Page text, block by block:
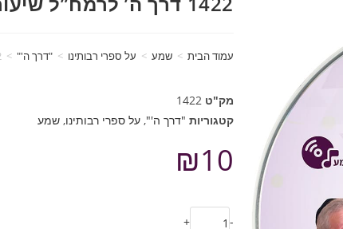
עמוד הבית > שמע > על ספרי רבותינו > "דרך ה'" >
מק"ט 1422
קטגוריות "דרך ה'", על ספרי רבותינו, שמע
₪10
-
+